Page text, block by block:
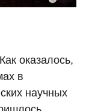
оказалось,
в
научных